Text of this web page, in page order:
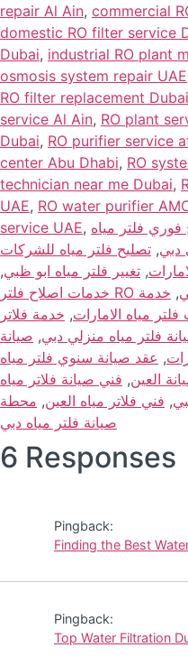
repair Al Ain, commercial
domestic RO filter service
Dubai, industrial RO plant
osmosis system repair UAE
RO filter replacement
service Al Ain, RO plant
Dubai, RO purifier service
center Abu Dhabi, RO
technician near me Dubai,
UAE, RO water purifier
service UAE,
دبي, تصليح فلتر مياه للشركات
, تغيير فلتر مياه ابو ظبي,
, خدمة
مياه الامارات, خدمة فلاتر
فلتر مياه منزلي دبي, صيانة
, عقد صيانة سنوي فلتر مياه
العين, فني صيانة فلاتر مياه
, فني فلاتر مياه العين,
صيانة فلتر مياه دبي
6 Responses
Pingback:
Finding the Best
Pingback:
Top Water Filtration